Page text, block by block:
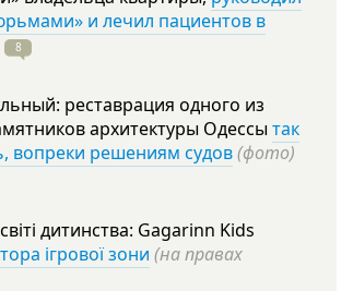
и лечил пациентов в
8
реставрация одного из
архитектуры Одессы так
вопреки решениям судов(фото)
дитинства: Gagarinn Kids
ігрової зони (на правах